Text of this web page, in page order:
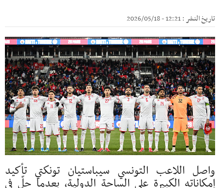
تاريخ النشر : 12:21 - 2026/05/18
واصل اللاعب التونسي سيباستيان تونكتي تأكيد
إمكاناته الكبيرة على الساحة الدولية، بعدما حلّ في